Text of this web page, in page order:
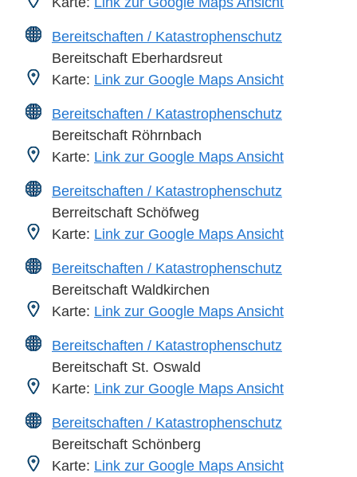
Bereitschaften / Katastrophenschutz
Bereitschaft Eberhardsreut
Karte: Link zur Google Maps Ansicht
Bereitschaften / Katastrophenschutz
Bereitschaft Röhrnbach
Karte: Link zur Google Maps Ansicht
Bereitschaften / Katastrophenschutz
Berreitschaft Schöfweg
Karte: Link zur Google Maps Ansicht
Bereitschaften / Katastrophenschutz
Bereitschaft Waldkirchen
Karte: Link zur Google Maps Ansicht
Bereitschaften / Katastrophenschutz
Bereitschaft St. Oswald
Karte: Link zur Google Maps Ansicht
Bereitschaften / Katastrophenschutz
Bereitschaft Schönberg
Karte: Link zur Google Maps Ansicht